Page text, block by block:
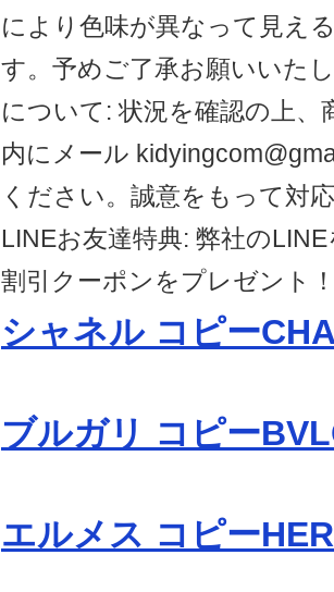
により色味が異なって見え
す。予めご了承お願いいた
について: 状況を確認の上、
内にメール
ください。誠意をもって対
LINEお友達特典: 弊社の
割引クーポンをプレゼント
シャネル コピー
ブルガリ コピー
エルメス コピー